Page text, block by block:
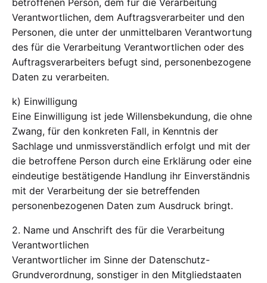
betroffenen Person, dem für die Verarbeitung
Verantwortlichen, dem Auftragsverarbeiter und den
Personen, die unter der unmittelbaren Verantwortung
des für die Verarbeitung Verantwortlichen oder des
Auftragsverarbeiters befugt sind, personenbezogene
Daten zu verarbeiten.
k) Einwilligung
Eine Einwilligung ist jede Willensbekundung, die ohne
Zwang, für den konkreten Fall, in Kenntnis der
Sachlage und unmissverständlich erfolgt und mit der
die betroffene Person durch eine Erklärung oder eine
eindeutige bestätigende Handlung ihr Einverständnis
mit der Verarbeitung der sie betreffenden
personenbezogenen Daten zum Ausdruck bringt.
2. Name und Anschrift des für die Verarbeitung
Verantwortlichen
Verantwortlicher im Sinne der Datenschutz-
Grundverordnung, sonstiger in den Mitgliedstaaten